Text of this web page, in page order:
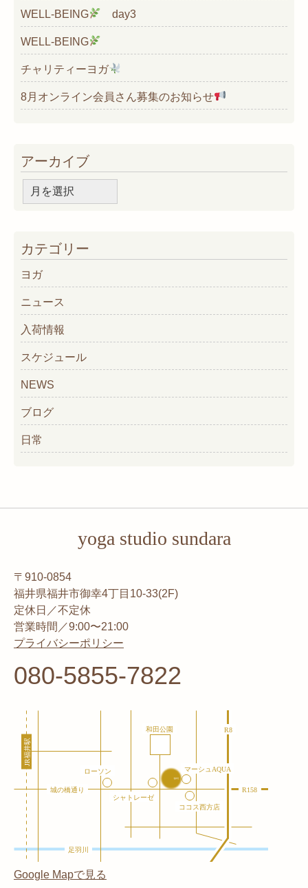
WELL-BEING day3
WELL-BEING
チャリティーヨガ
8月オンライン会員さん募集のお知らせ
アーカイブ
ー
ブ
カテゴリー
ヨガ
ニュース
入荷情報
スケジュール
NEWS
ブログ
日常
yoga studio sundara
〒910-0854
福井県福井市御幸4丁目10-33(2F)
定休日／不定休
営業時間／9:00〜21:00
プライバシーポリシー
080-5855-7822
Google Mapで見る